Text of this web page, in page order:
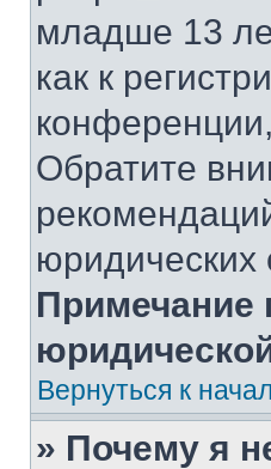
младше 13
как к
Обратите
Примечание
Вернуться к
» Почему я